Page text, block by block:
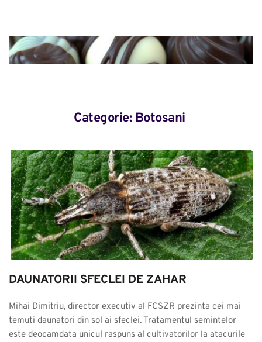
Categorie: Botosani
DAUNATORII SFECLEI DE ZAHAR
Mihai Dimitriu, director executiv al FCSZR prezinta cei mai
temuti daunatori din sol ai sfeclei. Tratamentul semintelor
este deocamdata unicul raspuns al cultivatorilor la atacurile